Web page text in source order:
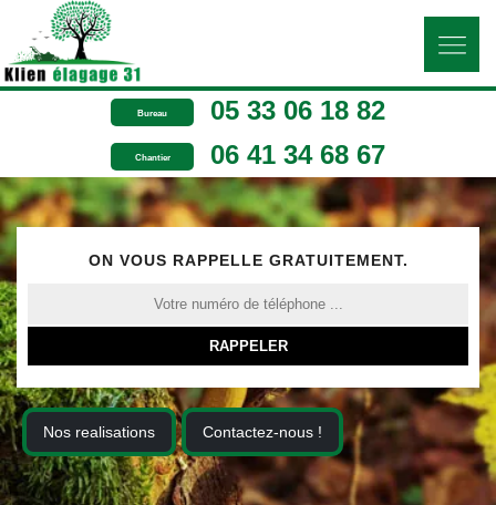
Bureau 05 33 06 18 82
Chantier 06 41 34 68 67
ON VOUS RAPPELLE GRATUITEMENT.
Nos realisations Contactez-nous !